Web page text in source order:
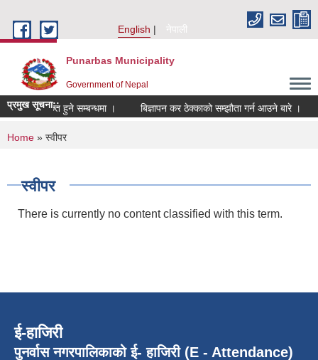
English
नेपाली
Punarbas Municipality
Government of Nepal
प्रमुख सूचना::
सूचिमा सूचिकृत हुने सम्बन्धमा । बिज्ञापन कर ठेक्काको सम्झौता गर्न आउने बारे ।
You are here
Home » स्वीपर
स्वीपर
There is currently no content classified with this term.
ई-हाजिरी
पुनर्वास नगरपालिकाको ई- हाजिरी (E - Attendance)